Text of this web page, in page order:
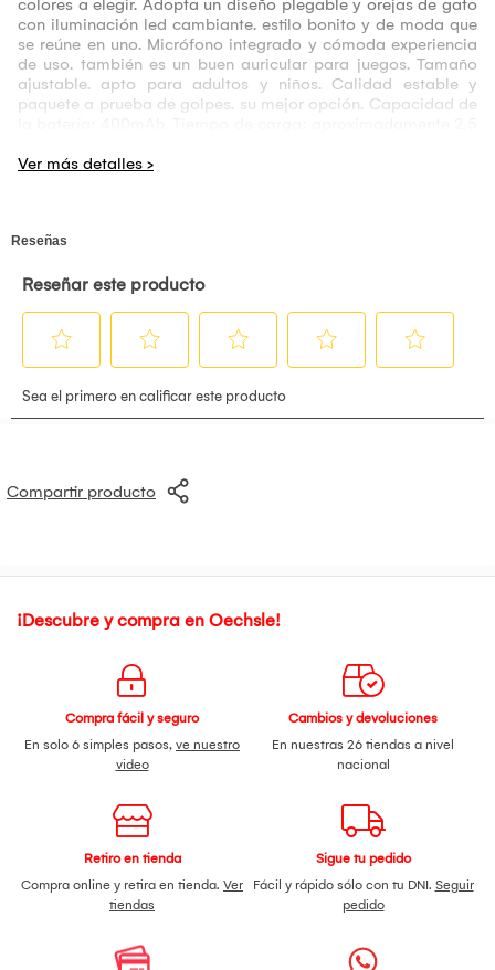
colores a elegir. Adopta un diseño plegable y orejas de gato
con iluminación led cambiante. estilo bonito y de moda que
se reúne en uno. Micrófono integrado y cómoda experiencia
de uso. también es un buen auricular para juegos. Tamaño
ajustable. apto para adultos y niños. Calidad estable y
paquete a prueba de golpes. su mejor opción. Capacidad de
Compartir producto
¡Descubre y compra en Oechsle!
Compra fácil y seguro
En solo 6 simples pasos, ve nuestro
video
Cambios y devoluciones
En nuestras 26 tiendas a nivel
nacional
Retiro en tienda
Compra online y retira en tienda. Ver
tiendas
Sigue tu pedido
Fácil y rápido sólo con tu DNI. Seguir
pedido